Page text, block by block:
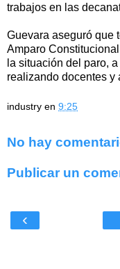
trabajos en las
Guevara aseguró que
Amparo
la situación del paro,
realizando docentes y
industry en 9:25
No hay
Publicar un
‹